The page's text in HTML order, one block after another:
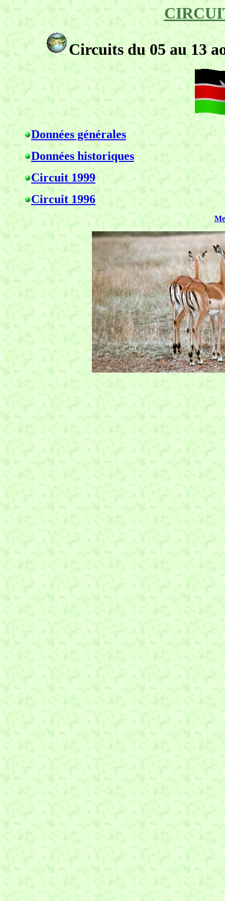
Circuits du 05 au 13
Données générales
Données historiques
Circuit 1999
Circuit 1996